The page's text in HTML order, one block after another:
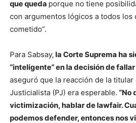
que queda porque no tiene
con argumentos lógicos a todos los
cometido”.
Para Sabsay, la Corte Suprema ha
“inteligente” en la decisión de
aseguró que la reacción de la titular
Justicialista (PJ) era esperable. “No
victimización, hablar de lawfair.
podemos defender, entonces nos